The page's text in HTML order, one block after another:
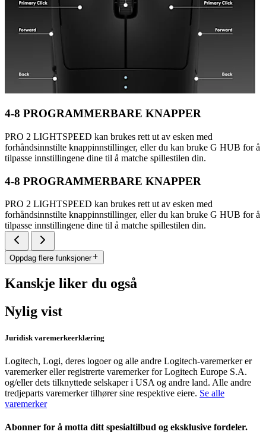
4-8 PROGRAMMERBARE KNAPPER
PRO 2 LIGHTSPEED kan brukes rett ut av esken med
forhåndsinnstilte knappinnstillinger, eller du kan bruke G HUB for å
tilpasse innstillingene dine til å matche spillestilen din.
4-8 PROGRAMMERBARE KNAPPER
PRO 2 LIGHTSPEED kan brukes rett ut av esken med
forhåndsinnstilte knappinnstillinger, eller du kan bruke G HUB for å
tilpasse innstillingene dine til å matche spillestilen din.
Oppdag flere funksjoner
Kanskje liker du også
Nylig vist
Juridisk varemerkeerklæring
Logitech, Logi, deres logoer og alle andre Logitech-varemerker er
varemerker eller registrerte varemerker for Logitech Europe S.A.
og/eller dets tilknyttede selskaper i USA og andre land. Alle andre
tredjeparts varemerker tilhører sine respektive eiere. Se alle
varemerker
Abonner for å motta ditt spesialtilbud og eksklusive fordeler.